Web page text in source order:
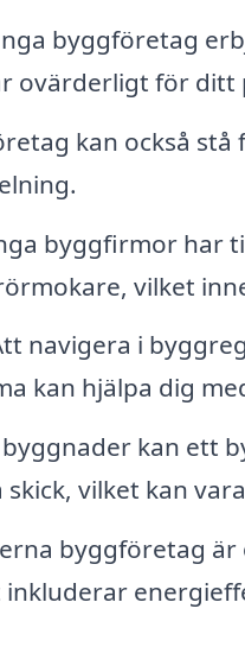
byggföretag
ovärderligt för ditt
kan också
byggfirmor har
vilket
navigera i
kan hjälpa dig
kan ett
vilket kan
byggföretag är
inkluderar